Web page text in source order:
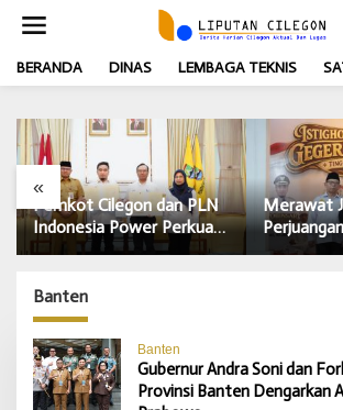
t
BERANDA DINAS LEMBAGA TEKNIS
«
Pemkot Cilegon dan PLN
Indonesia Power Perkuat
Sinergi CSR untuk Dukung
Merawat
Haul
Banten
Banten
Gubernur Andra Soni dan
Provinsi Banten Dengarkan